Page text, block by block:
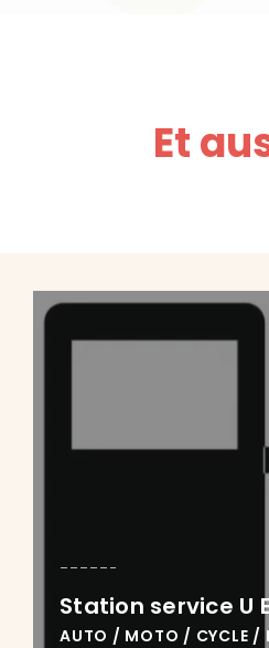
Et
Station service U
AUTO / MOTO / CYCLE /